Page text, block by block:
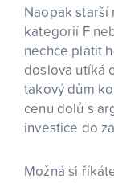
Naopak
kategorií F
nechce platit
doslova utíká
takový dům
cenu dolů s
investice do
Možná si